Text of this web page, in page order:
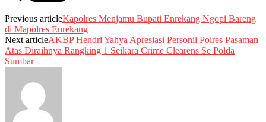
Previous articleKapolres Menjamu Bupati Enrekang Ngopi Bareng
di Mapolres Enrekang
Next articleAKBP Hendri Yahya Apresiasi Personil Polres Pasaman
Atas Diraihnya Rangking 1 Seikara Crime Clearens Se Polda
Sumbar